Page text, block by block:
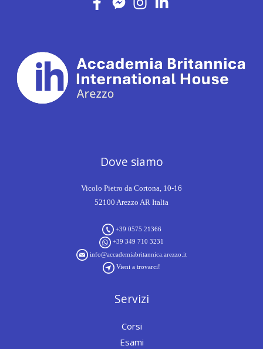
Dove siamo
Vicolo Pietro da Cortona, 10-16
52100 Arezzo AR Italia
+39 0575 21366
+39 349 710 3231
info@accademiabritannica.arezzo.it
Vieni a trovarci!
Servizi
Corsi
Esami